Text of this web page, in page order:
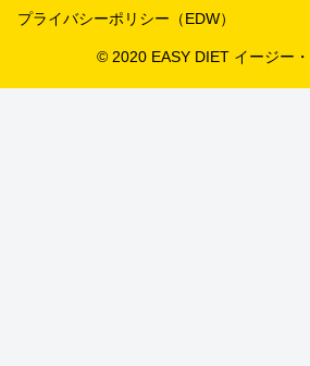
プライバシーポリシー（EDW）
© 2020 EASY DIET イージー